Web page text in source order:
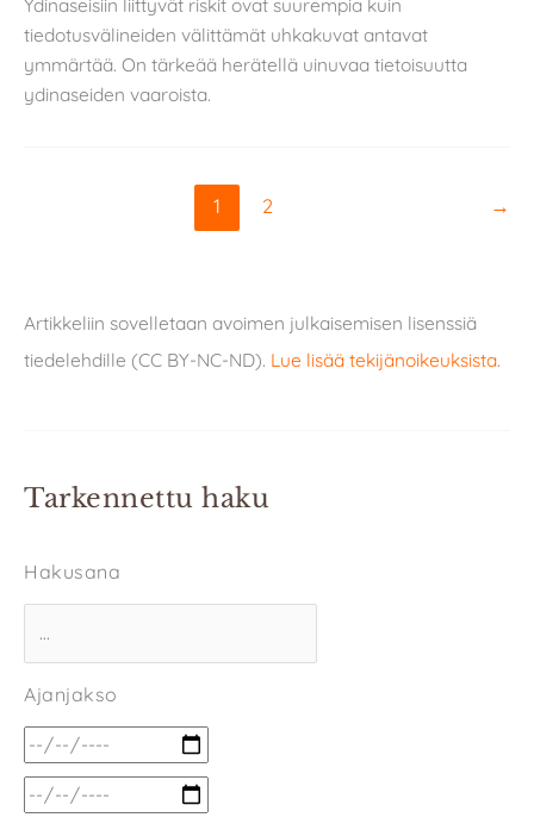
Ydinaseisiin liittyvät riskit ovat suurempia kuin
tiedotusvälineiden välittämät uhkakuvat antavat
ymmärtää. On tärkeää herätellä uinuvaa tietoisuutta
ydinaseiden vaaroista.
1 2 →
Artikkeliin sovelletaan avoimen julkaisemisen lisenssiä
tiedelehdille (CC BY-NC-ND). Lue lisää tekijänoikeuksista.
Tarkennettu haku
Hakusana
Ajanjakso